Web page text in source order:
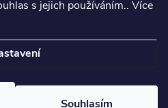
s jejich používáním.. Více
Souhlasím
@jaroslav_parfum
Club. Všechna práva vyhrazena.